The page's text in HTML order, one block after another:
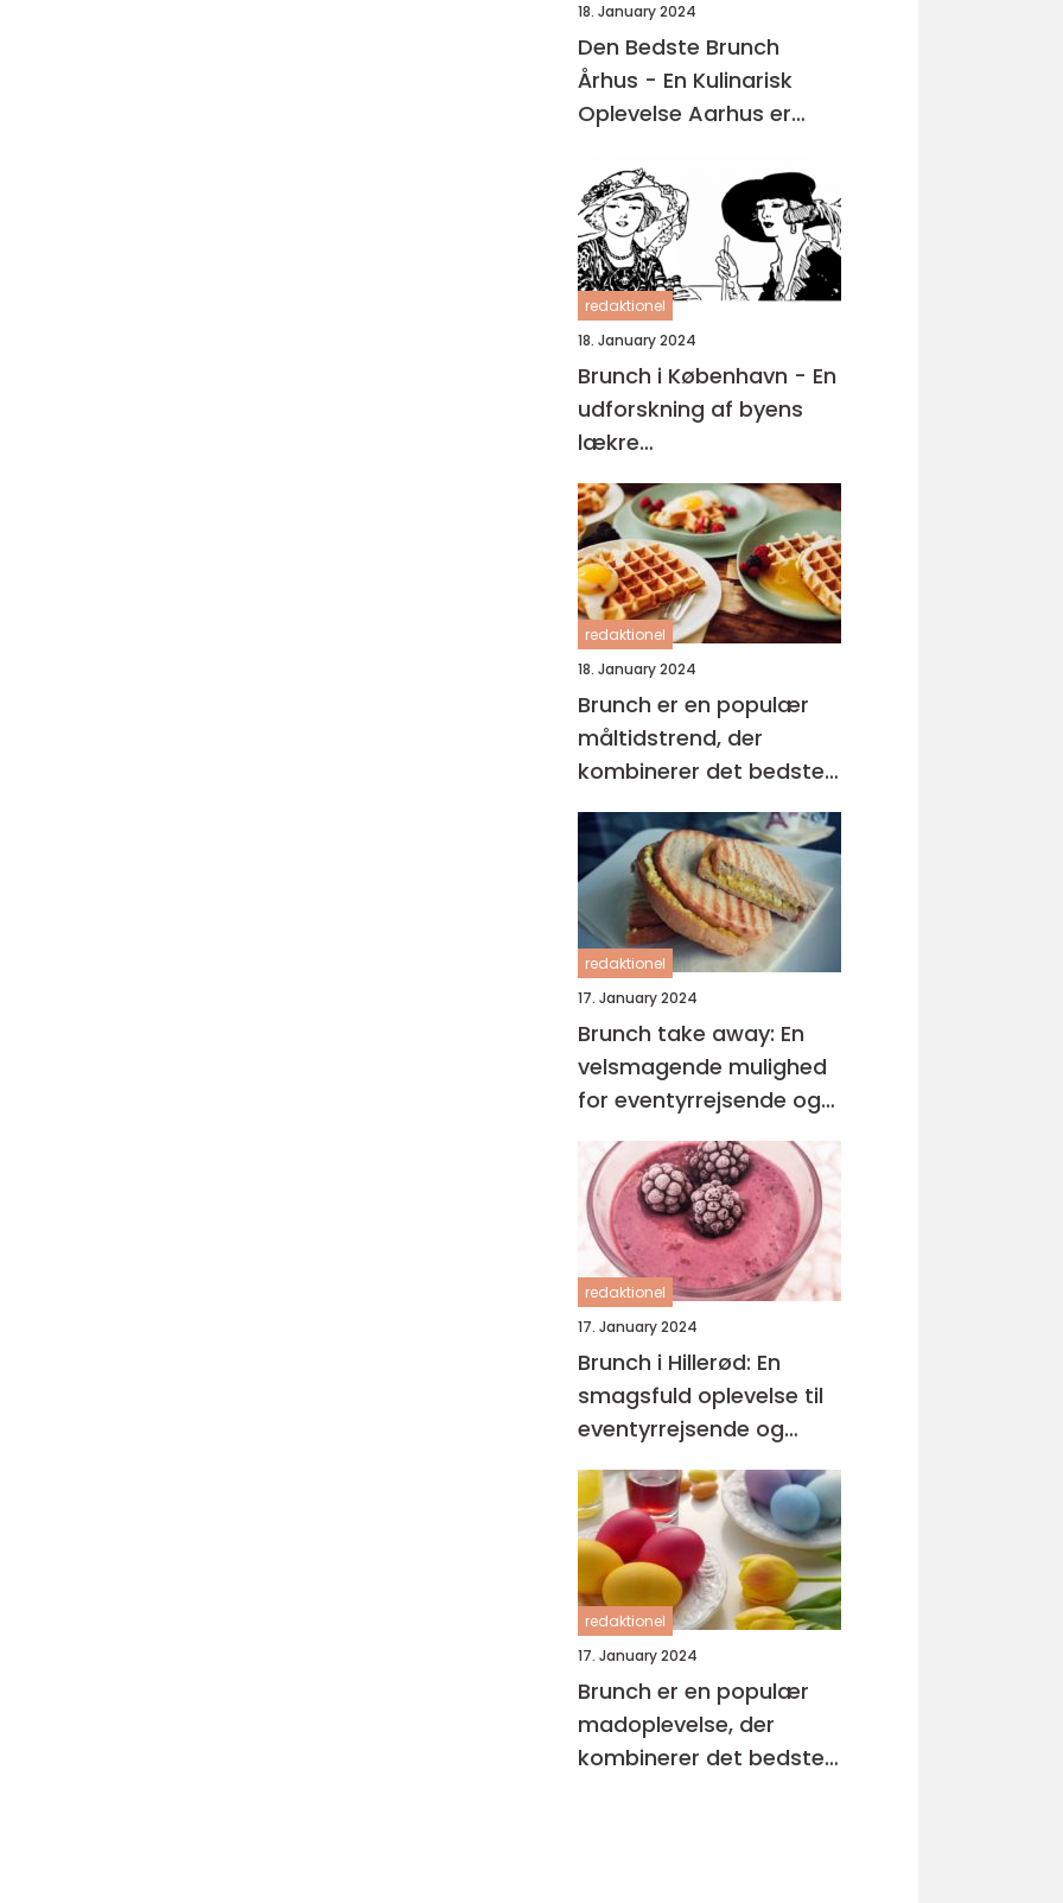
18. January 2024
Den Bedste Brunch
Århus - En Kulinarisk
Oplevelse Aarhus er
hvor der findes en bred
vifte af restauranter,
caféer og spisesteder
redaktionel
18. January 2024
Brunch i København - En
udforskning af byens
lækre
morgenmadsoplevelser
redaktionel
18. January 2024
Brunch er en populær
måltidstrend, der
kombinerer det bedste
fra morgenmad og
frokost
redaktionel
17. January 2024
Brunch take away: En
velsmagende mulighed
for eventyrrejsende og
backpackere
redaktionel
17. January 2024
Brunch i Hillerød: En
smagsfuld oplevelse til
eventyrrejsende og
backpackere
redaktionel
17. January 2024
Brunch er en populær
madoplevelse, der
kombinerer det bedste